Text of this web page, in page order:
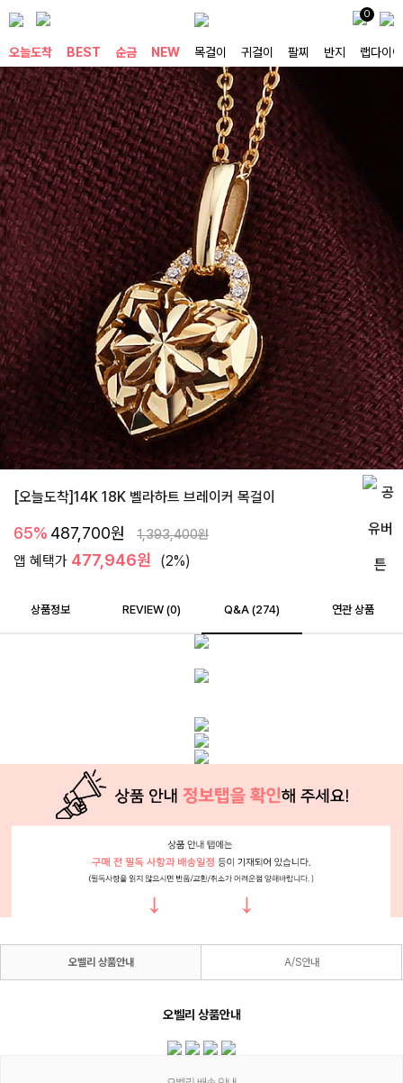
0
오늘도착 BEST 순금 NEW 목걸이 귀걸이 팔찌 반지 랩다이아
[오늘도착]14K 18K 벨라하트 브레이커 목걸이
65% 487,700원 1,393,400원
앱 혜택가 477,946원 (2%)
상품정보 REVIEW (0) Q&A (274) 연관 상품
오벨리 상품안내 A/S안내
오벨리 상품안내